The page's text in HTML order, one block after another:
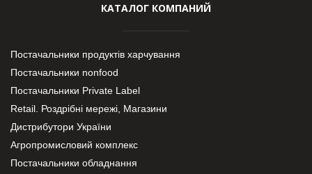
КАТАЛОГ КОМПАНИЙ
Постачальники продуктів харчування
Постачальники nonfood
Постачальники Private Label
Retail. Роздрібні мережі, Магазини
Дистрибутори України
Агропромисловий комплекс
Постачальники обладнання